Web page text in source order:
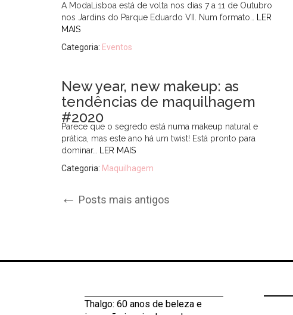
A ModaLisboa está de volta nos dias 7 a 11 de Outubro
nos Jardins do Parque Eduardo VII. Num formato…
LER
MAIS
Categoria: Eventos
New year, new makeup: as
tendências de maquilhagem
#2020
Parece que o segredo está numa makeup natural e
prática, mas este ano há um twist! Está pronto para
dominar…
LER MAIS
Categoria: Maquilhagem
Post
← Posts mais antigos
Thalgo: 60 anos de beleza e